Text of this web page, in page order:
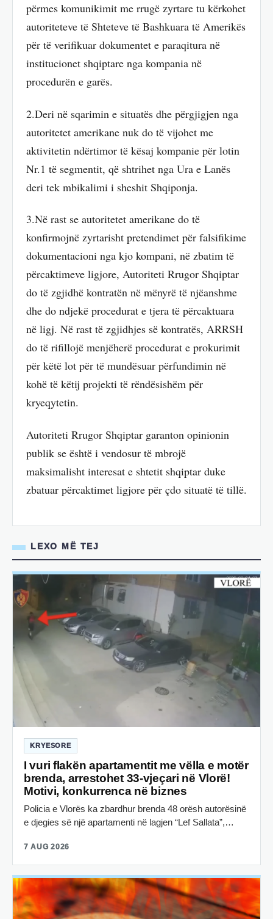
përmes komunikimit me rrugë zyrtare tu kërkohet
autoriteteve të Shteteve të Bashkuara të Amerikës
për të verifikuar dokumentet e paraqitura në
institucionet shqiptare nga kompania në
procedurën e garës.
2.Deri në sqarimin e situatës dhe përgjigjen nga
autoritetet amerikane nuk do të vijohet me
aktivitetin ndërtimor të kësaj kompanie për lotin
Nr.1 të segmentit, që shtrihet nga Ura e Lanës
deri tek mbikalimi i sheshit Shqiponja.
3.Në rast se autoritetet amerikane do të
konfirmojnë zyrtarisht pretendimet për falsifikime
dokumentacioni nga kjo kompani, në zbatim të
përcaktimeve ligjore, Autoriteti Rrugor Shqiptar
do të zgjidhë kontratën në mënyrë të njëanshme
dhe do ndjekë procedurat e tjera të përcaktuara
në ligj. Në rast të zgjidhjes së kontratës, ARRSH
do të rifillojë menjëherë procedurat e prokurimit
për këtë lot për të mundësuar përfundimin në
kohë të këtij projekti të rëndësishëm për
kryeqytetin.
Autoriteti Rrugor Shqiptar garanton opinionin
publik se është i vendosur të mbrojë
maksimalisht interesat e shtetit shqiptar duke
zbatuar përcaktimet ligjore për çdo situatë të tillë.
LEXO MË TEJ
KRYESORE
I vuri flakën apartamentit me vëlla e motër
brenda, arrestohet 33-vjeçari në Vlorë!
Motivi, konkurrenca në biznes
Policia e Vlorës ka zbardhur brenda 48 orësh autorësinë
e djegies së një apartamenti në lagjen “Lef Sallata”,…
7 AUG 2026